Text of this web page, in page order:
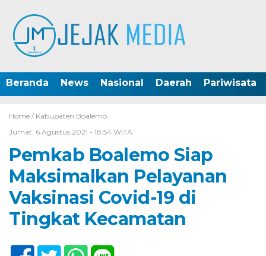
Beranda News Nasional Daerah Pariwisata
Home / Kabupaten Boalemo
Jumat, 6 Agustus 2021 - 18:54 WITA
Pemkab Boalemo Siap
Maksimalkan Pelayanan
Vaksinasi Covid-19 di
Tingkat Kecamatan